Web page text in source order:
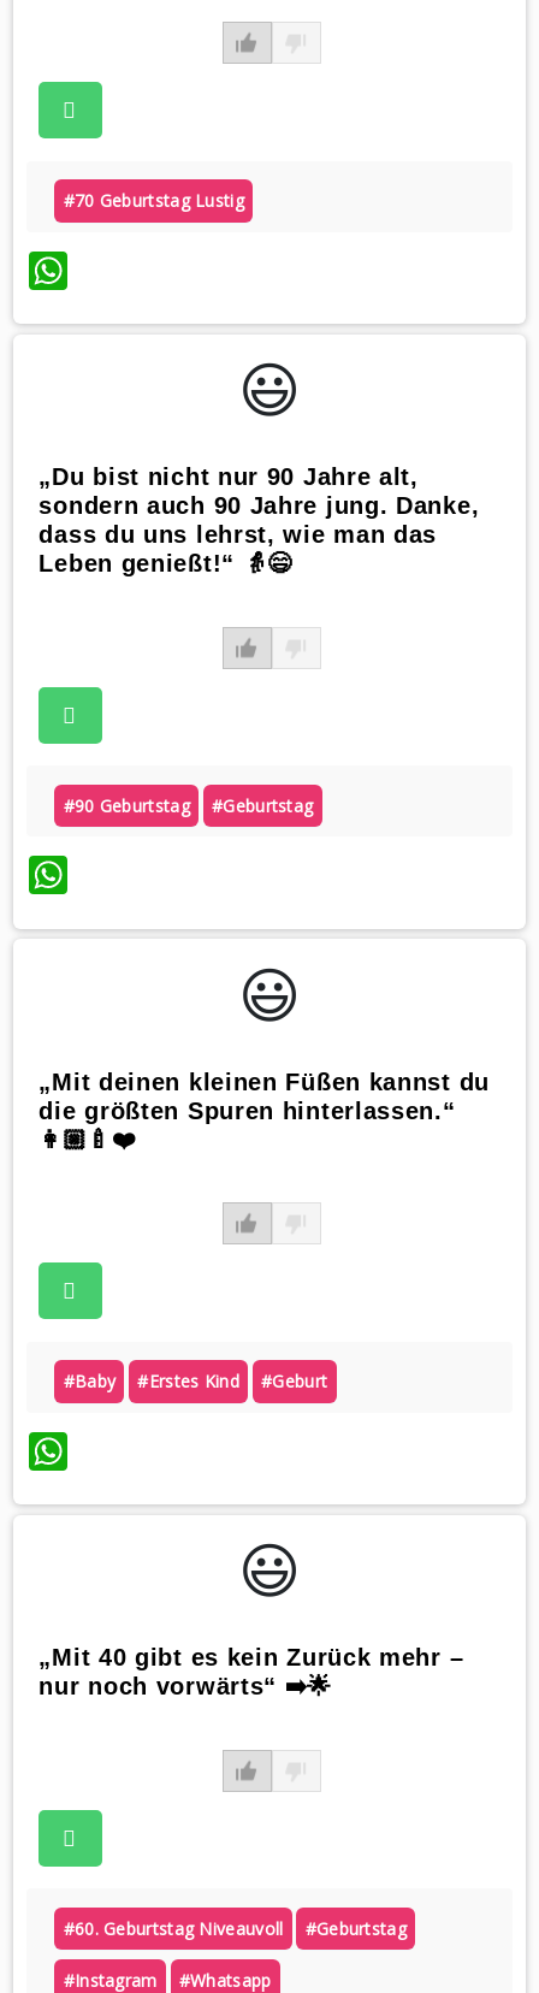
#70 Geburtstag Lustig
WhatsApp
😃️
„Du bist nicht nur 90 Jahre alt,
sondern auch 90 Jahre jung. Danke,
dass du uns lehrst, wie man das
Leben genießt!“ 👵😄
#90 Geburtstag #geburtstag
WhatsApp
😃️
„Mit deinen kleinen Füßen kannst du
die größten Spuren hinterlassen.“
👩🏼‍🍼❤️
#baby #erstes Kind #geburt
WhatsApp
😃️
„Mit 40 gibt es kein Zurück mehr –
nur noch vorwärts“ ➡️🌟
#60. Geburtstag Niveauvoll #geburtstag
#instagram #whatsapp